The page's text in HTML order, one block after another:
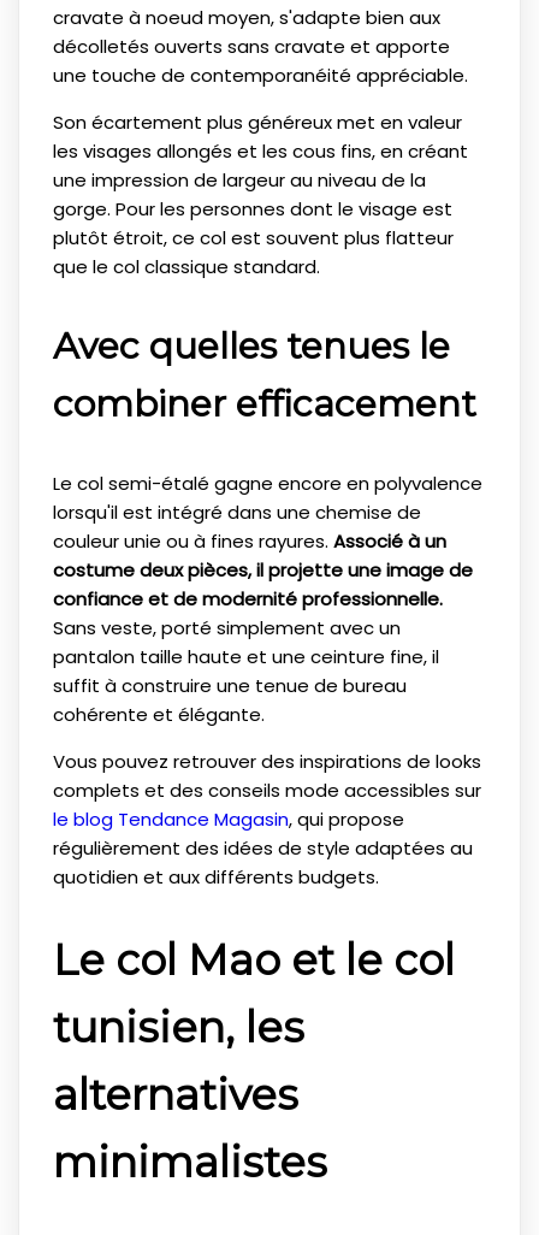
cravate à noeud moyen, s'adapte bien aux
décolletés ouverts sans cravate et apporte
une touche de contemporanéité appréciable.
Son écartement plus généreux met en valeur
les visages allongés et les cous fins, en créant
une impression de largeur au niveau de la
gorge. Pour les personnes dont le visage est
plutôt étroit, ce col est souvent plus flatteur
que le col classique standard.
Avec quelles tenues le
combiner efficacement
Le col semi-étalé gagne encore en polyvalence
lorsqu'il est intégré dans une chemise de
couleur unie ou à fines rayures. Associé à un
costume deux pièces, il projette une image de
confiance et de modernité professionnelle.
Sans veste, porté simplement avec un
pantalon taille haute et une ceinture fine, il
suffit à construire une tenue de bureau
cohérente et élégante.
Vous pouvez retrouver des inspirations de looks
complets et des conseils mode accessibles sur
le blog Tendance Magasin, qui propose
régulièrement des idées de style adaptées au
quotidien et aux différents budgets.
Le col Mao et le col
tunisien, les
alternatives
minimalistes